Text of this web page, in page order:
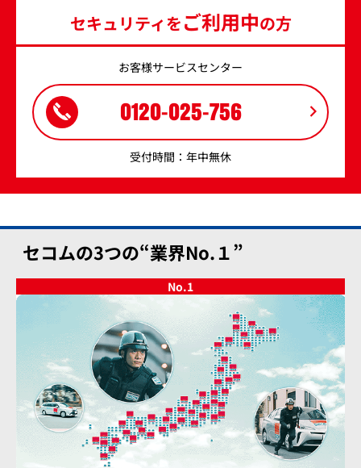
セキュリティをご利用中の方
お客様サービスセンター
0120-025-756
受付時間：年中無休
セコムの3つの“業界No.１”
No.1